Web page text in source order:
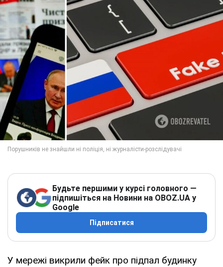
Будьте першими у курсі головного —
підпишіться на Новини на OBOZ.UA у
Google
Підписатися
У мережі викрили фейк про підпал будинку